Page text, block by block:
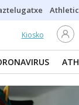
Athletic
Kiosko